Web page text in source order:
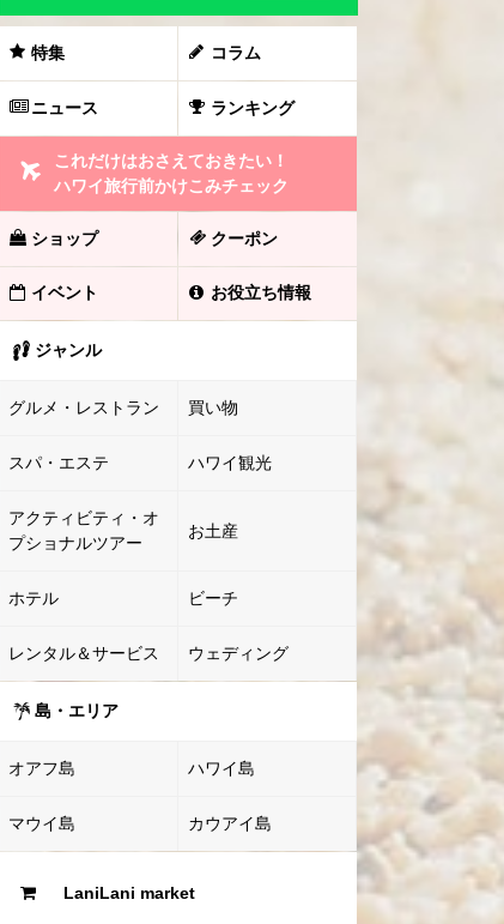
特集 コラム
ニュース ランキング
これだけはおさえておきたい！
ハワイ旅行前かけこみチェック
ショップ クーポン
イベント お役立ち情報
ジャンル
グルメ・レストラン 買い物
スパ・エステ ハワイ観光
アクティビティ・オ
プショナルツアー
お土産
ホテル ビーチ
レンタル＆サービス ウェディング
島・エリア
オアフ島 ハワイ島
マウイ島 カウアイ島
LaniLani market